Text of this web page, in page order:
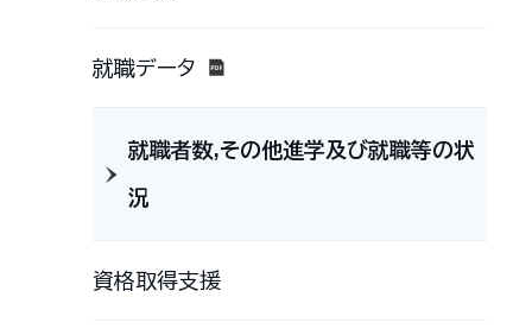
就職データ
就職者数,その他進学及び就職等の状
況
資格取得支援